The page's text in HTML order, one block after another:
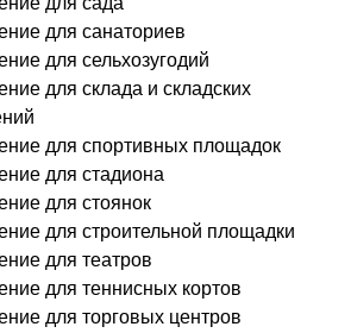
для санаториев
для сельхозугодий
для склада и складских
для спортивных площадок
для стадиона
для стоянок
для строительной площадки
для театров
для теннисных кортов
для торговых центров